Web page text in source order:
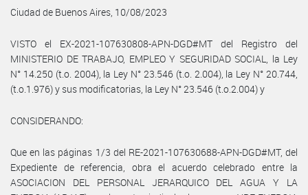
Ciudad de Buenos Aires, 10/08/2023
VISTO el EX-2021-107630808-APN-DGD#MT del Registro del
MINISTERIO DE TRABAJO, EMPLEO Y SEGURIDAD SOCIAL, la Ley
N° 14.250 (t.o. 2004), la Ley N° 23.546 (t.o. 2.004), la Ley N° 20.744,
(t.o.1.976) y sus modificatorias, la Ley N° 23.546 (t.o.2.004) y
CONSIDERANDO:
Que en las páginas 1/3 del RE-2021-107630688-APN-DGD#MT, del
Expediente de referencia, obra el acuerdo celebrado entre la
ASOCIACION DEL PERSONAL JERARQUICO DEL AGUA Y LA